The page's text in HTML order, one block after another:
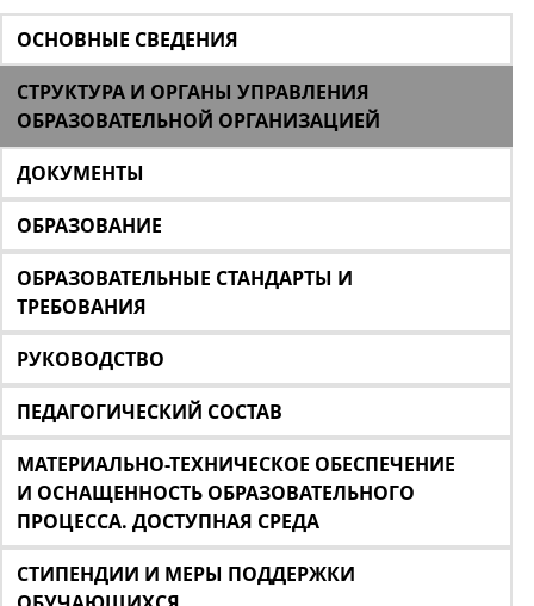
ОСНОВНЫЕ СВЕДЕНИЯ
СТРУКТУРА И ОРГАНЫ УПРАВЛЕНИЯ
ОБРАЗОВАТЕЛЬНОЙ ОРГАНИЗАЦИЕЙ
ДОКУМЕНТЫ
ОБРАЗОВАНИЕ
ОБРАЗОВАТЕЛЬНЫЕ СТАНДАРТЫ И
ТРЕБОВАНИЯ
РУКОВОДСТВО
ПЕДАГОГИЧЕСКИЙ СОСТАВ
МАТЕРИАЛЬНО-ТЕХНИЧЕСКОЕ ОБЕСПЕЧЕНИЕ
И ОСНАЩЕННОСТЬ ОБРАЗОВАТЕЛЬНОГО
ПРОЦЕССА. ДОСТУПНАЯ СРЕДА
СТИПЕНДИИ И МЕРЫ ПОДДЕРЖКИ